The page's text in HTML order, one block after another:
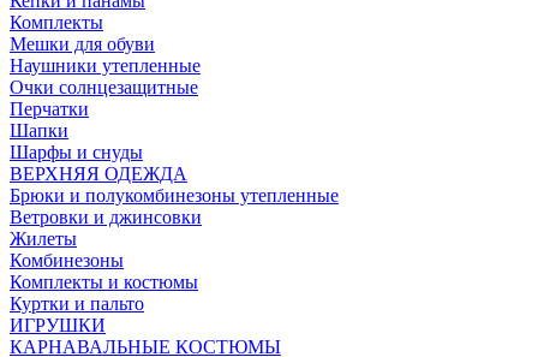
Комплекты
Мешки для обуви
Наушники утепленные
Очки солнцезащитные
Перчатки
Шапки
Шарфы и снуды
ВЕРХНЯЯ ОДЕЖДА
Брюки и полукомбинезоны утепленные
Ветровки и джинсовки
Жилеты
Комбинезоны
Комплекты и костюмы
Куртки и пальто
ИГРУШКИ
КАРНАВАЛЬНЫЕ КОСТЮМЫ